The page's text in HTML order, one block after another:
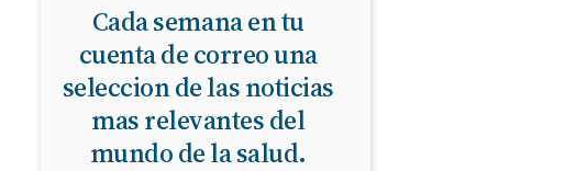
Cada semana en tu
cuenta de correo una
seleccion de las noticias
mas relevantes del
mundo de la salud.